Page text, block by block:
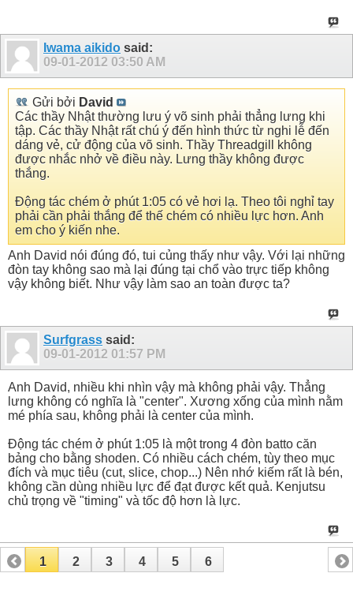
Iwama aikido said:
09-01-2012 03:50 AM
Gửi bởi David
Các thầy Nhật thường lưu ý võ sinh phải thẳng lưng khi
tập. Các thầy Nhật rất chú ý đến hình thức từ nghi lễ đến
dáng vẻ, cử động của võ sinh. Thầy Threadgill không
được nhắc nhở về điều này. Lưng thầy không được
thắng.
Động tác chém ở phút 1:05 có vẻ hơi lạ. Theo tôi nghỉ tay
phải cần phải thắng để thế chém có nhiều lực hơn. Anh
em cho ý kiến nhe.
Anh David nói đúng đó, tui củng thấy như vậy. Với lại những
đòn tay không sao mà lại đúng tại chổ vào trực tiếp không
vậy không biết. Như vậy làm sao an toàn được ta?
Surfgrass said:
09-01-2012 01:57 PM
Anh David, nhiều khi nhìn vậy mà không phải vậy. Thẳng
lưng không có nghĩa là "center". Xương xống của mình nằm
mé phía sau, không phải là center của mình.
Động tác chém ở phút 1:05 là một trong 4 đòn batto căn
bảng cho bằng shoden. Có nhiều cách chém, tùy theo mục
đích và mục tiêu (cut, slice, chop...) Nên nhớ kiếm rất là bén,
không cần dùng nhiều lực để đạt được kết quả. Kenjutsu
chủ trọng về "timing" và tốc độ hơn là lực.
1 2 3 4 5 6